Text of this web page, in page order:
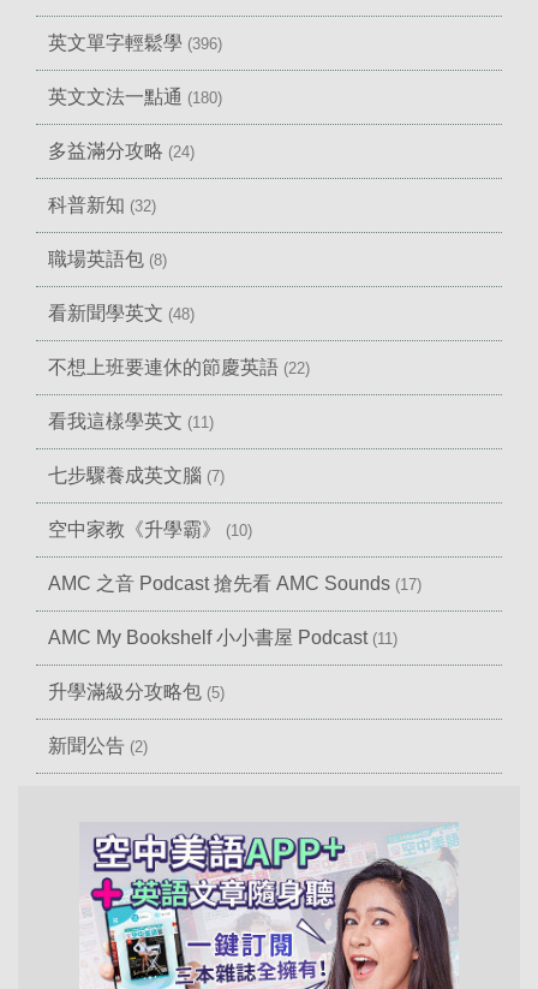
英文單字輕鬆學 (396)
英文文法一點通 (180)
多益滿分攻略 (24)
科普新知 (32)
職場英語包 (8)
看新聞學英文 (48)
不想上班要連休的節慶英語 (22)
看我這樣學英文 (11)
七步驟養成英文腦 (7)
空中家教《升學霸》 (10)
AMC 之音 Podcast 搶先看 AMC Sounds (17)
AMC My Bookshelf 小小書屋 Podcast (11)
升學滿級分攻略包 (5)
新聞公告 (2)